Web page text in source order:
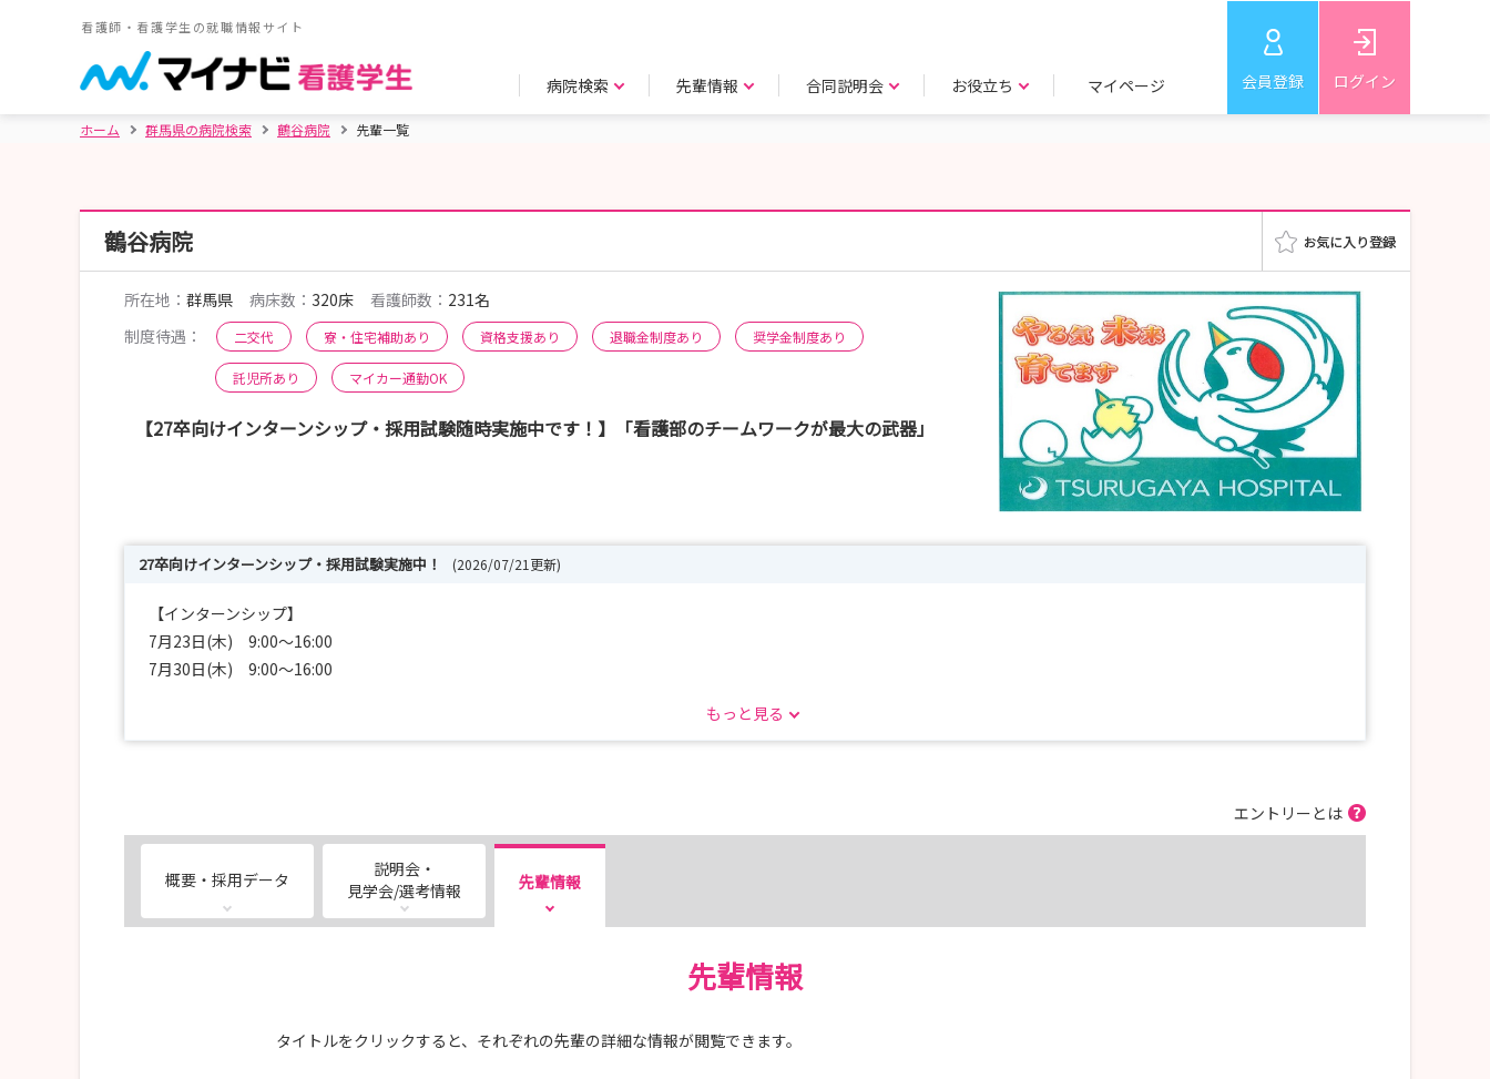
看護師・看護学生の就職情報サイト
病院検索 先輩情報 合同説明会 お役立ち マイページ 会員登録 ログイン
ホーム 群馬県の病院検索 鶴谷病院 先輩一覧
鶴谷病院
所在地： 群馬県 病床数： 320床 看護師数： 231名
制度待遇：
二交代 寮・住宅補助あり 資格支援あり 退職金制度あり 奨学金制度あり
託児所あり マイカー通勤OK
【27卒向けインターンシップ・採用試験随時実施中です！】「看護部のチームワークが最大の武器」
27卒向けインターンシップ・採用試験実施中！ (2026/07/21更新)
【インターンシップ】
7月23日(木) 9:00～16:00
7月30日(木) 9:00～16:00
※昼食は当院でご用意いたします！
※忙しい方は半日参加など調整可能ですのでご相談ください！
【採用試験】
もっと見る
エントリーとは
概要・採用データ
説明会・
見学会/選考情報
先輩情報
先輩情報
タイトルをクリックすると、それぞれの先輩の詳細な情報が閲覧できます。